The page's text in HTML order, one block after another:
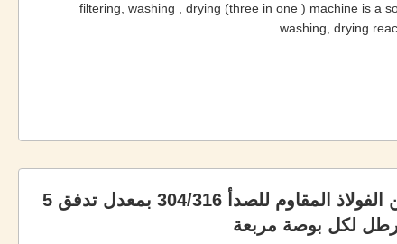
filtering, washing , drying (three in one ) machine is a
washing, drying
مجفف مرشح Nutsche مع محرض من الفولاذ المقاوم للصدأ 304/316 بمعدل تدفق 5